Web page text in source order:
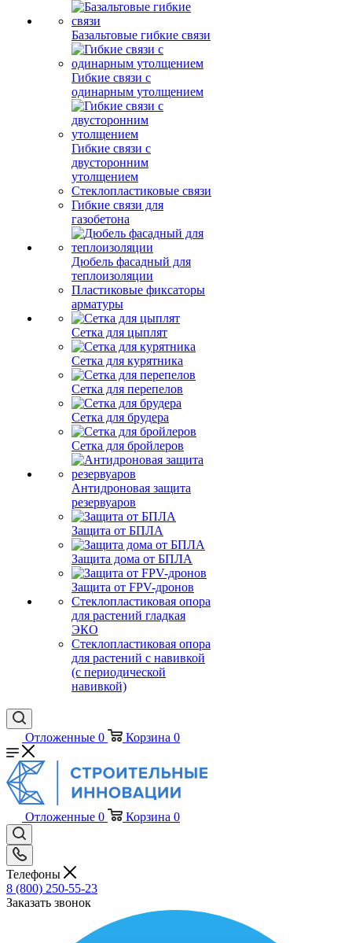
Базальтовые гибкие связи
Гибкие связи с
одинарным утолщением
Гибкие связи с
двусторонним
утолщением
Стеклопластиковые связи
Гибкие связи для
газобетона
Дюбель фасадный для
теплоизоляции
Пластиковые фиксаторы
арматуры
Сетка для цыплят
Сетка для курятника
Сетка для перепелов
Сетка для брудера
Сетка для бройлеров
Антидроновая защита
резервуаров
Защита от БПЛА
Защита дома от БПЛА
Защита от FPV-дронов
Стеклопластиковая опора
для растений гладкая
ЭКО
Стеклопластиковая опора
для растений с навивкой
(с периодической
навивкой)
Отложенные 0 Корзина 0
Отложенные 0 Корзина 0
Телефоны
8 (800) 250-55-23
Заказать звонок